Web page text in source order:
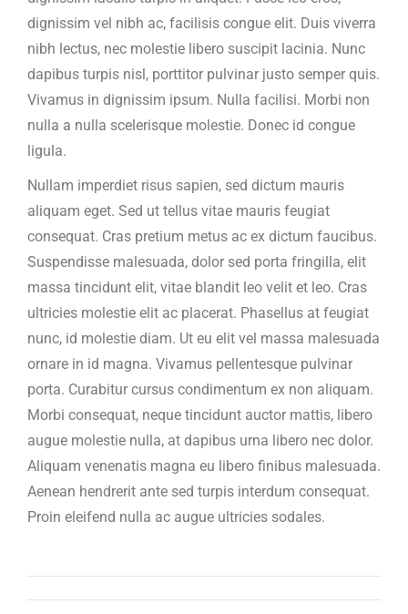
dignissim vel nibh ac, facilisis congue elit. Duis viverra
nibh lectus, nec molestie libero suscipit lacinia. Nunc
dapibus turpis nisl, porttitor pulvinar justo semper quis.
Vivamus in dignissim ipsum. Nulla facilisi. Morbi non
nulla a nulla scelerisque molestie. Donec id congue
ligula.
Nullam imperdiet risus sapien, sed dictum mauris
aliquam eget. Sed ut tellus vitae mauris feugiat
consequat. Cras pretium metus ac ex dictum faucibus.
Suspendisse malesuada, dolor sed porta fringilla, elit
massa tincidunt elit, vitae blandit leo velit et leo. Cras
ultricies molestie elit ac placerat. Phasellus at feugiat
nunc, id molestie diam. Ut eu elit vel massa malesuada
ornare in id magna. Vivamus pellentesque pulvinar
porta. Curabitur cursus condimentum ex non aliquam.
Morbi consequat, neque tincidunt auctor mattis, libero
augue molestie nulla, at dapibus urna libero nec dolor.
Aliquam venenatis magna eu libero finibus malesuada.
Aenean hendrerit ante sed turpis interdum consequat.
Proin eleifend nulla ac augue ultricies sodales.
Kommentarnavigation